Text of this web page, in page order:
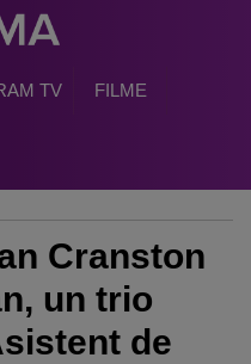
TV FILME
Cranston
un trio
de